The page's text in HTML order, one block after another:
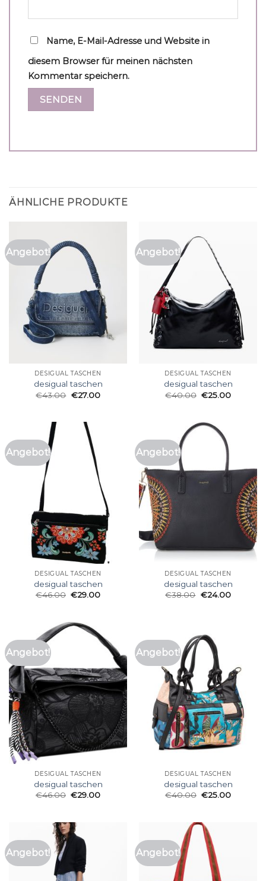
Name, E-Mail-Adresse und Website in
diesem Browser für meinen nächsten
Kommentar speichern.
ÄHNLICHE PRODUKTE
Angebot!
DESIGUAL TASCHEN
desigual taschen
€43.00 €27.00
Angebot!
DESIGUAL TASCHEN
desigual taschen
€40.00 €25.00
Angebot!
DESIGUAL TASCHEN
desigual taschen
€46.00 €29.00
Angebot!
DESIGUAL TASCHEN
desigual taschen
€38.00 €24.00
Angebot!
DESIGUAL TASCHEN
desigual taschen
€46.00 €29.00
Angebot!
DESIGUAL TASCHEN
desigual taschen
€40.00 €25.00
Angebot! Angebot!